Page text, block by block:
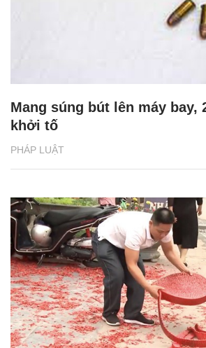
PHÁP LUẬT
Mang súng bút lên máy bay,
khởi tố